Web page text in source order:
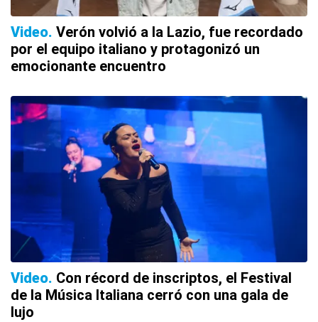
Video Verón volvió a la Lazio, fue recordado
por el equipo italiano y protagonizó un
emocionante encuentro
Video Con récord de inscriptos, el Festival
de la Música Italiana cerró con una gala de
lujo